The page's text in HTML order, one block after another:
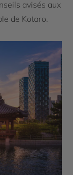
avisés aux
de Kotaro.